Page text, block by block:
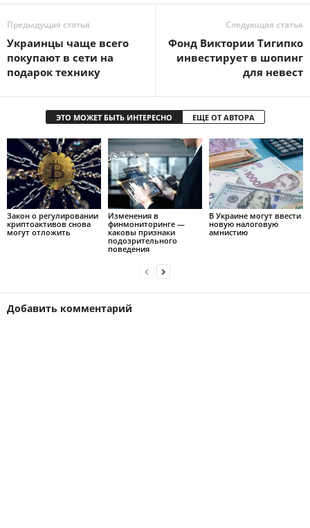
Предыдущая статья
Украинцы чаще всего
покупают в сети на
подарок технику
Следующая статья
Фонд Виктории Тигипко
инвестирует в шопинг
для невест
ЭТО МОЖЕТ БЫТЬ ИНТЕРЕСНО ЕЩЕ ОТ АВТОРА
Закон о регулировании
криптоактивов снова
могут отложить
Изменения в
финмониторинге —
каковы признаки
подозрительного
поведения
В Украине могут ввести
новую налоговую
амнистию
Добавить комментарий